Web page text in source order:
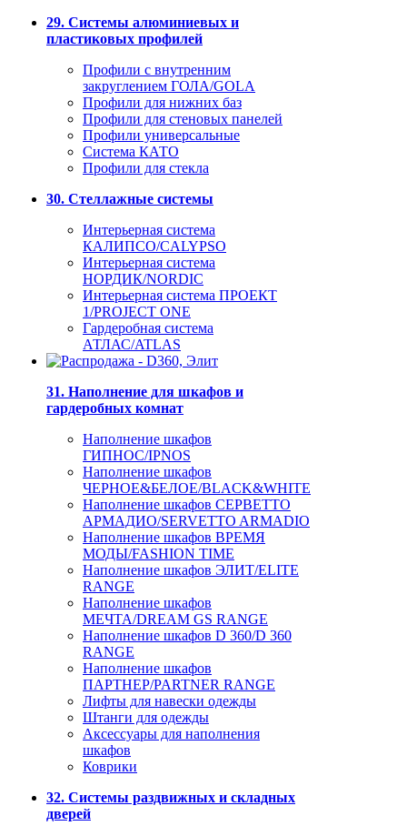
29. Системы алюминиевых и
пластиковых профилей
Профили с внутренним
закруглением ГОЛА/GOLA
Профили для нижних баз
Профили для стеновых панелей
Профили универсальные
Система КАТО
Профили для стекла
30. Стеллажные системы
Интерьерная система
КАЛИПСО/CALYPSO
Интерьерная система
НОРДИК/NORDIC
Интерьерная система ПРОЕКТ
1/PROJECT ONE
Гардеробная система
АТЛАС/ATLAS
31. Наполнение для шкафов и
гардеробных комнат
Наполнение шкафов
ГИПНОС/IPNOS
Наполнение шкафов
ЧЕРНОЕ&БЕЛОЕ/BLACK&WHITE
Наполнение шкафов СЕРВЕТТО
АРМАДИО/SERVETTO ARMADIO
Наполнение шкафов ВРЕМЯ
МОДЫ/FASHION TIME
Наполнение шкафов ЭЛИТ/ELITE
RANGE
Наполнение шкафов
МЕЧТА/DREAM GS RANGE
Наполнение шкафов D 360/D 360
RANGE
Наполнение шкафов
ПАРТНЕР/PARTNER RANGE
Лифты для навески одежды
Штанги для одежды
Аксессуары для наполнения
шкафов
Коврики
32. Системы раздвижных и складных
дверей